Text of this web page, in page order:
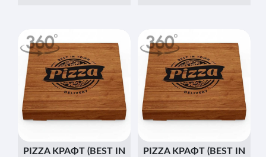
PIZZA ΚΡΑΦΤ (BEST IN
PIZZA ΚΡΑΦΤ (BEST IN